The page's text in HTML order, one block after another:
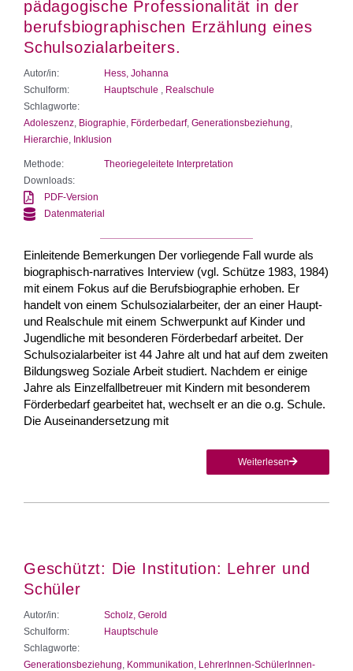
pädagogische Professionalität in der
berufsbiographischen Erzählung eines
Schulsozialarbeiters.
Autor/in:
Hess, Johanna
Schulform:
Hauptschule
Realschule
Schlagworte:
Adoleszenz Biographie Förderbedarf, Generationsbeziehung
Hierarchie Inklusion
Methode:
Theoriegeleitete Interpretation
Downloads:
PDF-Version
Datenmaterial
Einleitende Bemerkungen Der vorliegende Fall wurde als
biographisch-narratives Interview (vgl. Schütze 1983, 1984)
mit einem Fokus auf die Berufsbiographie erhoben. Er
handelt von einem Schulsozialarbeiter, der an einer Haupt-
und Realschule mit einem Schwerpunkt auf Kinder und
Jugendliche mit besonderen Förderbedarf arbeitet. Der
Schulsozialarbeiter ist 44 Jahre alt und hat auf dem zweiten
Bildungsweg Soziale Arbeit studiert. Nachdem er einige
Jahre als Einzelfallbetreuer mit Kindern mit besonderem
Förderbedarf gearbeitet hat, wechselt er an die o.g. Schule.
Die Auseinandersetzung mit
Weiterlesen
Geschützt: Die Institution: Lehrer und
Schüler
Autor/in:
Scholz, Gerold
Schulform:
Hauptschule
Schlagworte:
Generationsbeziehung Kommunikation LehrerInnen-SchülerInnen-